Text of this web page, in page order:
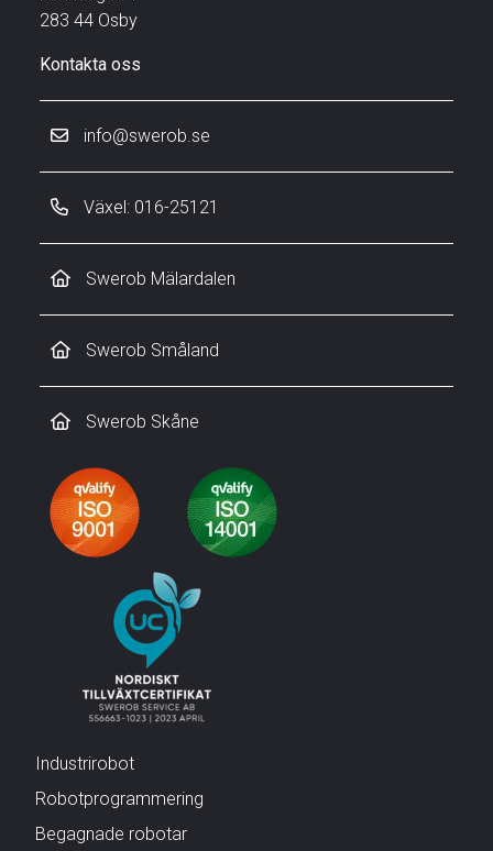
283 44 Osby
Kontakta oss
info@swerob.se
Växel: 016-25121
Swerob Mälardalen
Swerob Småland
Swerob Skåne
Industrirobot
Robotprogrammering
Begagnade robotar